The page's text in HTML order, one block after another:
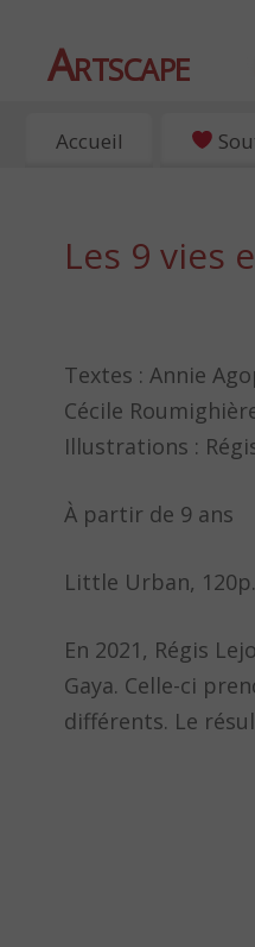
Artscape
EXPOSITIONS, ART
Accueil
Les 9 vies
Textes : Annie
Cécile
Illustrations :
À partir de 9 ans
Little Urban,
En 2021, Régis
Gaya. Celle-ci
différents. Le